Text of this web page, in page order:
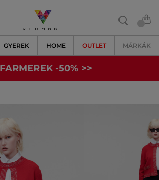
GYEREK HOME OUTLET MÁRKÁK
FARMEREK -50% >>